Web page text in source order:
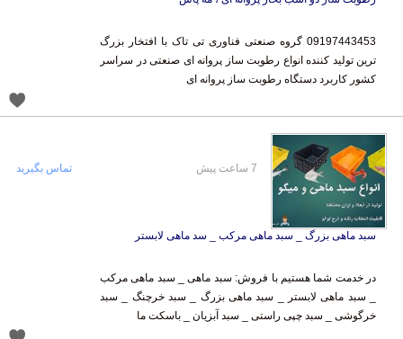
09197443453 گروه صنعتی فناوری تی تاک با افتخار بزرگ
ترین تولید کننده انواع رطوبت ساز پروانه ای صنعتی در سراسر
کشور کاربرد دستگاه رطوبت ساز پروانه ای
سبد ماهی بزرگ _ سبد ماهی مرکب _ سد ماهی لابستر
در خدمت شما هستیم با فروش: سبد ماهی _ سبد ماهی مرکب
_ سبد ماهی لابستر _ سبد ماهی بزرگ _ سبد خرچنگ _ سبد
خرگوشی _ سبد چپی راستی _ سبد آبزیان _ باسکت ما
تماس بگیرید